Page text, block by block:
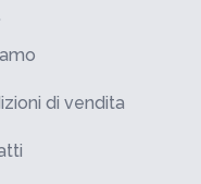
di vendita